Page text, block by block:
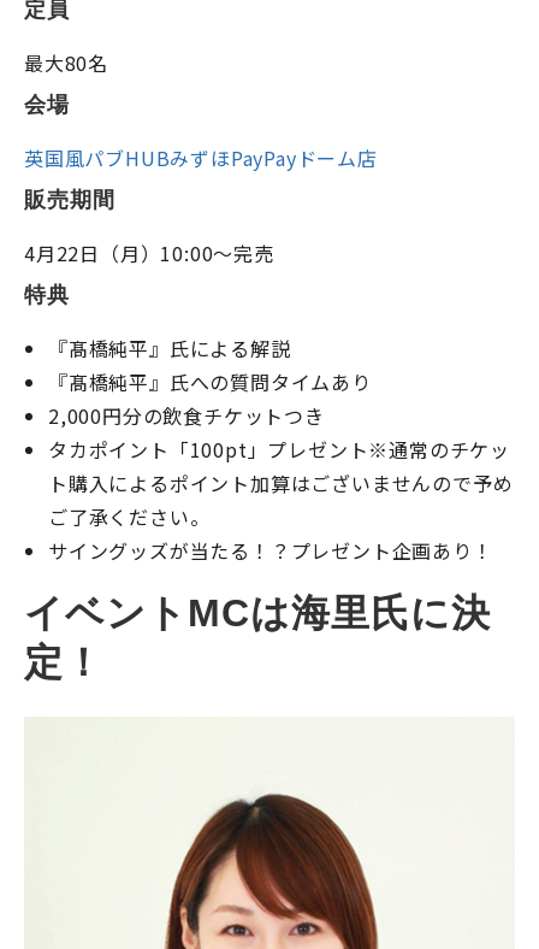
定員
最大80名
会場
英国風パブHUBみずほPayPayドーム店
販売期間
4月22日（月）10:00～完売
特典
『髙橋純平』氏による解説
『髙橋純平』氏への質問タイムあり
2,000円分の飲食チケットつき
タカポイント「100pt」プレゼント※通常のチケッ
ト購入によるポイント加算はございませんので予め
ご了承ください。
サイングッズが当たる！？プレゼント企画あり！
イベントMCは海里氏に決
定！